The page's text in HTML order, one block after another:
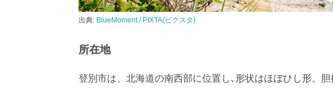
出典: BlueMoment / PIXTA(ピクスタ)
所在地
登別市は、北海道の南西部に位置し､形状はほぼひし形。胆